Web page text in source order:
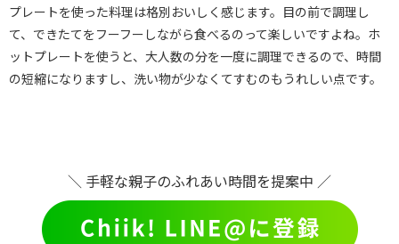
プレートを使った料理は格別おいしく感じます。目の前で調理し
て、できたてをフーフーしながら食べるのって楽しいですよね。ホ
ットプレートを使うと、大人数の分を一度に調理できるので、時間
の短縮になりますし、洗い物が少なくてすむのもうれしい点です。
＼ 手軽な親子のふれあい時間を提案中 ／